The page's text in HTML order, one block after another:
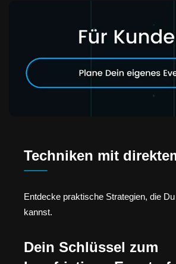
Techniken mit
Entdecke praktische Strategien, die
kannst.
Dein Schlüssel zum